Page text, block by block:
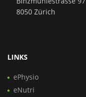
8050 Zürich
LINKS
ePhysio
eNutri